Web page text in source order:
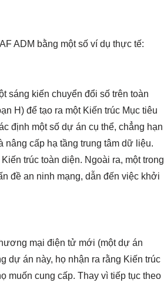
ADM bằng một số ví dụ thực tế:
sáng kiến chuyển đổi số trên toàn
H) để tạo ra một Kiến trúc Mục tiêu
định một số dự án cụ thể, chẳng hạn
nâng cấp hạ tầng trung tâm dữ liệu.
trúc toàn diện. Ngoài ra, một trong
đề an ninh mạng, dẫn đến việc khởi
mại điện tử mới (một dự án
dự án này, họ nhận ra rằng Kiến trúc
muốn cung cấp. Thay vì tiếp tục theo